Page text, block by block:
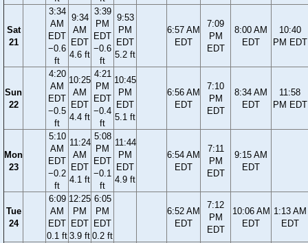
Sat
21
3:34
AM
EDT
−0.6
ft
9:34
AM
EDT
4.6 ft
3:39
PM
EDT
−0.6
ft
9:53
PM
EDT
5.2 ft
6:57 AM
EDT
7:09
PM
EDT
8:00 AM
EDT
10:40
PM EDT
Sun
22
4:20
AM
EDT
−0.5
ft
10:25
AM
EDT
4.4 ft
4:21
PM
EDT
−0.4
ft
10:45
PM
EDT
5.1 ft
6:56 AM
EDT
7:10
PM
EDT
8:34 AM
EDT
11:58
PM EDT
Mon
23
5:10
AM
EDT
−0.2
ft
11:24
AM
EDT
4.1 ft
5:08
PM
EDT
−0.1
ft
11:44
PM
EDT
4.9 ft
6:54 AM
EDT
7:11
PM
EDT
9:15 AM
EDT
Tue
24
6:09
AM
EDT
0.1 ft
12:25
PM
EDT
3.9 ft
6:05
PM
EDT
0.2 ft
6:52 AM
EDT
7:12
PM
EDT
10:06 AM
EDT
1:13 AM
EDT